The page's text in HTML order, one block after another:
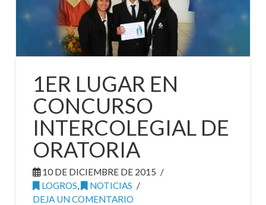
1ER LUGAR EN
CONCURSO
INTERCOLEGIAL DE
ORATORIA
10 DE DICIEMBRE DE 2015
LOGROS,
NOTICIAS
DEJA UN COMENTARIO